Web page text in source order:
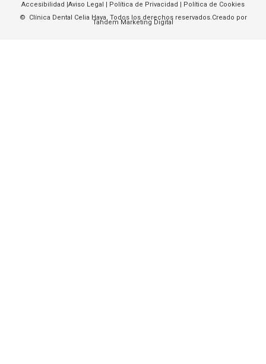
Accesibilidad Aviso Legal Política de Privacidad
Política de Cookies
© Clínica Dental Celia Haya. Todos los derechos reservados.Creado por
Tandem Marketing Digital